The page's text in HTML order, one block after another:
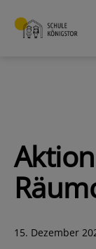
Inhalt
Veröffentlicht
15. Dezember